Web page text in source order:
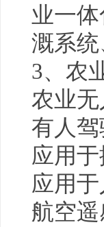
业一
溉系
3、农
农业
有人
应用
应用
航空